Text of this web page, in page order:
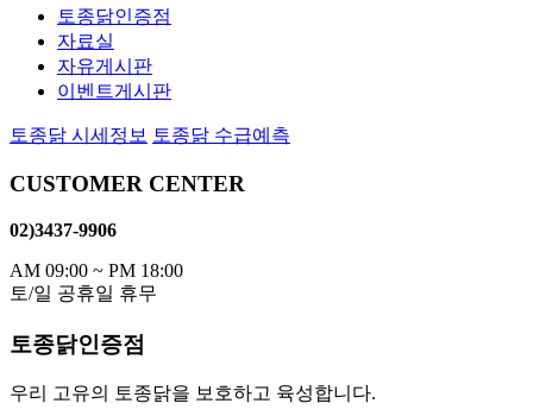
토종닭인증점
자료실
자유게시판
이벤트게시판
토종닭 시세정보 토종닭 수급예측
CUSTOMER CENTER
02)3437-9906
AM 09:00 ~ PM 18:00
토/일 공휴일 휴무
토종닭인증점
우리 고유의 토종닭을 보호하고 육성합니다.